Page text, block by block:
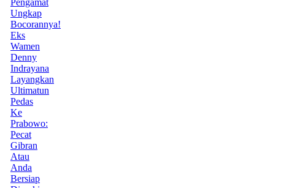
Ungkap
Bocorannya!
Eks
Wamen
Denny
Indrayana
Layangkan
Ultimatun
Pedas
Ke
Prabowo:
Pecat
Gibran
Atau
Anda
Bersiap